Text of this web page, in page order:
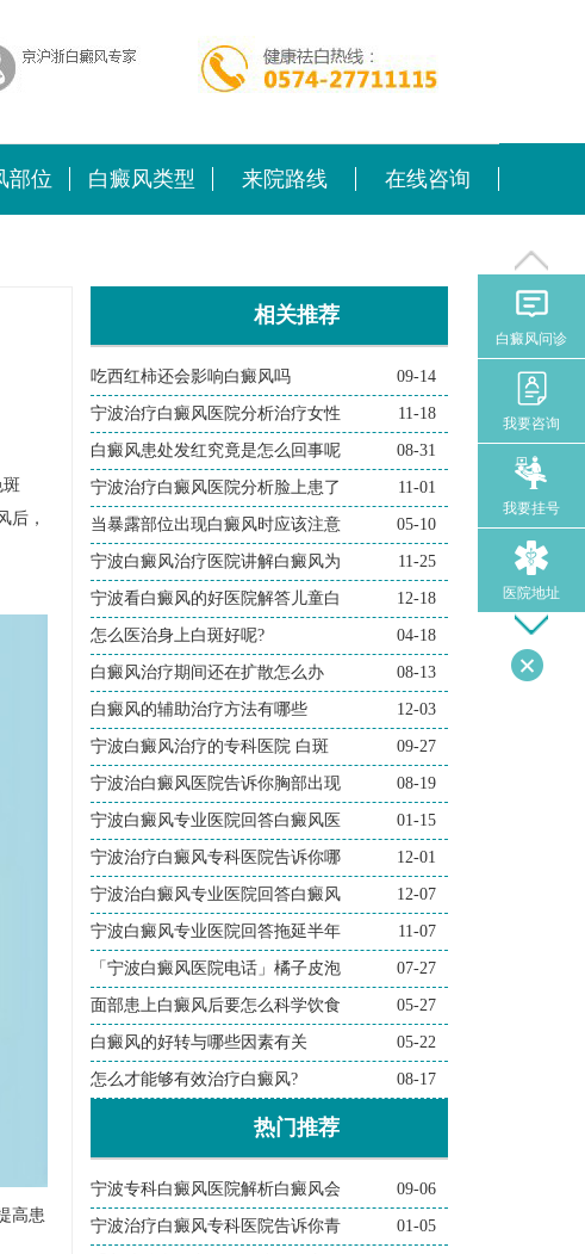
部位 白癜风类型 来院路线 在线咨询
后，
高患
相关推荐
吃西红柿还会影响白癜风吗 09-14
宁波治疗白癜风医院分析治疗女性 11-18
白癜风患处发红究竟是怎么回事呢 08-31
宁波治疗白癜风医院分析脸上患了 11-01
当暴露部位出现白癜风时应该注意 05-10
宁波白癜风治疗医院讲解白癜风为 11-25
宁波看白癜风的好医院解答儿童白 12-18
怎么医治身上白斑好呢? 04-18
白癜风治疗期间还在扩散怎么办 08-13
白癜风的辅助治疗方法有哪些 12-03
宁波白癜风治疗的专科医院 白斑 09-27
宁波治白癜风医院告诉你胸部出现 08-19
宁波白癜风专业医院回答白癜风医 01-15
宁波治疗白癜风专科医院告诉你哪 12-01
宁波治白癜风专业医院回答白癜风 12-07
宁波白癜风专业医院回答拖延半年 11-07
「宁波白癜风医院电话」橘子皮泡 07-27
面部患上白癜风后要怎么科学饮食 05-27
白癜风的好转与哪些因素有关 05-22
怎么才能够有效治疗白癜风? 08-17
热门推荐
宁波专科白癜风医院解析白癜风会 09-06
宁波治疗白癜风专科医院告诉你青 01-05
白癜风问诊
我要咨询
我要挂号
医院地址
导医问诊